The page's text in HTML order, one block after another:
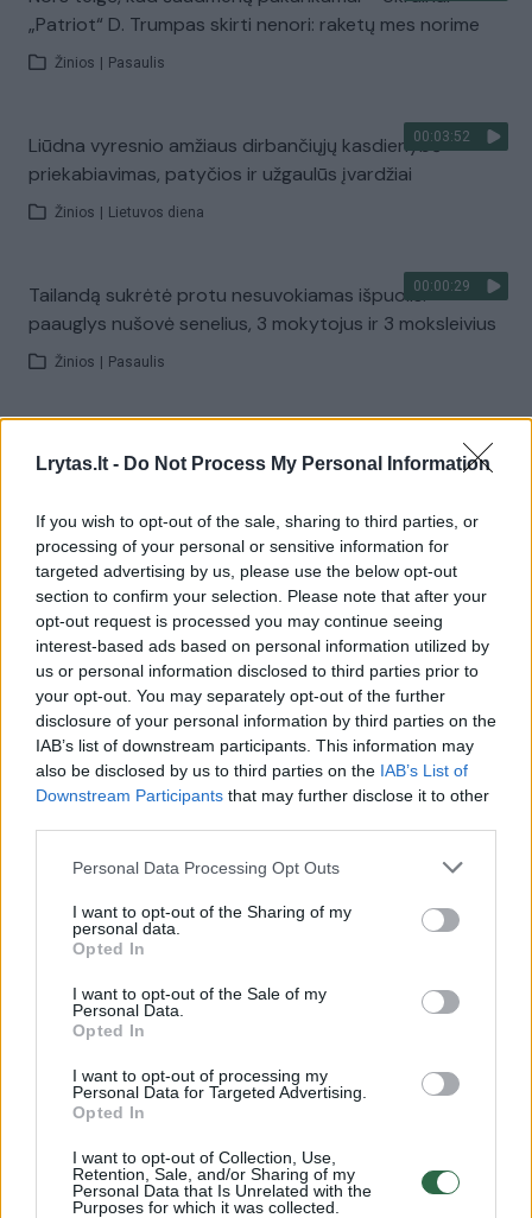
Lrytas.lt - Do Not Process My Personal Information
If you wish to opt-out of the sale, sharing to third parties, or
processing of your personal or sensitive information for
targeted advertising by us, please use the below opt-out
section to confirm your selection. Please note that after your
opt-out request is processed you may continue seeing
interest-based ads based on personal information utilized by
us or personal information disclosed to third parties prior to
your opt-out. You may separately opt-out of the further
disclosure of your personal information by third parties on the
IAB’s list of downstream participants. This information may
also be disclosed by us to third parties on the IAB’s List of
Downstream Participants that may further disclose it to other
Personal Data Processing Opt Outs
I want to opt-out of the Sharing of my
personal data.
Opted In
I want to opt-out of the Sale of my
Personal Data.
Opted In
I want to opt-out of processing my
Personal Data for Targeted Advertising.
Opted In
I want to opt-out of Collection, Use,
Retention, Sale, and/or Sharing of my
Personal Data that Is Unrelated with the
Purposes for which it was collected.
„Patriot“ D. Trumpas skirti nenori: raketų mes norime
Žinios Pasaulis
00:03:52
Liūdna vyresnio amžiaus dirbančiųjų kasdienybė –
priekabiavimas, patyčios ir užgaulūs įvardžiai
Žinios Lietuvos diena
00:00:29
Tailandą sukrėtė protu nesuvokiamas išpuolis:
paauglys nušovė senelius, 3 mokytojus ir 3 moksleivius
Žinios Pasaulis
apgynė čempionų vardą
Lietuvos diena
Visi įrašai
Žiūrimiausi įrašai
00:00:30
Vaizdai iš tragiškos avarijos Vilniaus r.: dviejų moterų ir
00:00:57
Savaitės vidurys nusimato karštas: temperatūra kils iki
Žinios | Orai
00:00:59
Nufilmavo, kaip patvino Vilniaus Vakarinis aplinkkelis:
vaizdas pribloškia
Žinios | Lietuvos diena